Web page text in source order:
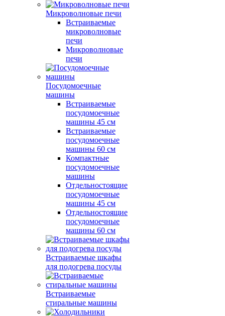
Микроволновые печи
Встраиваемые
микроволновые
печи
Микроволновые
печи
Посудомоечные
машины
Встраиваемые
посудомоечные
машины 45 см
Встраиваемые
посудомоечные
машины 60 см
Компактные
посудомоечные
машины
Отдельностоящие
посудомоечные
машины 45 см
Отдельностоящие
посудомоечные
машины 60 см
Встраиваемые шкафы
для подогрева посуды
Встраиваемые
стиральные машины